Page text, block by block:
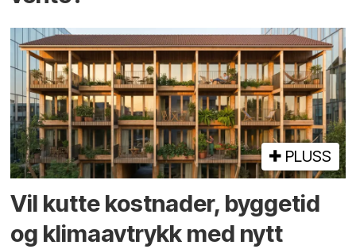
PLUSS
Vil kutte kostnader, byggetid
og klima­avtrykk med nytt